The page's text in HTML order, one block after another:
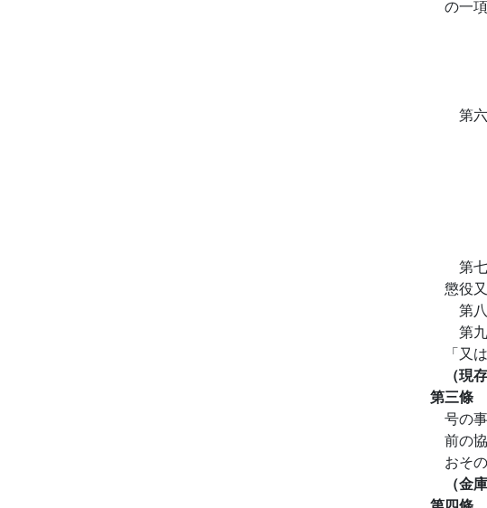
の一
第
第
懲役
第
第
「又
（現
第三條
号の
前の
おそ
（金